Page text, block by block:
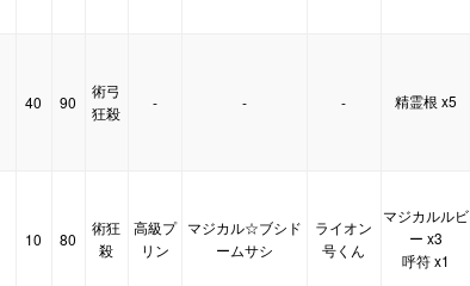
40 90
術弓
狂殺
- - - 精霊根 x5
10 80
術狂
殺
高級プ
リン
マジカル☆ブシド
ームサシ
ライオン
号くん
マジカルルビ
ー x3
呼符 x1